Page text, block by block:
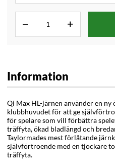
Information
Qi Max HL-järnen använder en
klubbhuvudet för att ge
för spelare som vill förbättra
träffyta, ökad bladlängd och
Taylormades mest förlåtande
självförtroende med en tjockare
träffyta.